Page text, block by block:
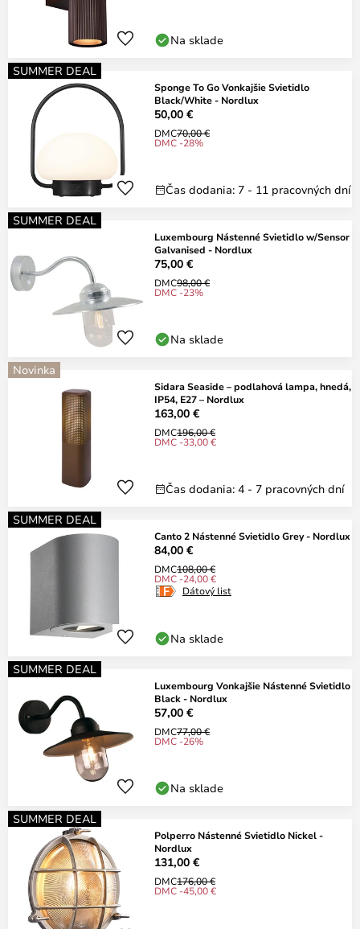
Na sklade
SUMMER DEAL
Sponge To Go Vonkajšie Svietidlo
Black/White - Nordlux
50,00 €
DMC70,00 €
DMC -28%
Čas dodania: 7 - 11 pracovných dní
SUMMER DEAL
Luxembourg Nástenné Svietidlo w/Sensor
Galvanised - Nordlux
75,00 €
DMC98,00 €
DMC -23%
Na sklade
Novinka
Sidara Seaside – podlahová lampa, hnedá,
IP54, E27 – Nordlux
163,00 €
DMC196,00 €
DMC -33,00 €
Čas dodania: 4 - 7 pracovných dní
SUMMER DEAL
Canto 2 Nástenné Svietidlo Grey - Nordlux
84,00 €
DMC108,00 €
DMC -24,00 €
Dátový list
Na sklade
SUMMER DEAL
Luxembourg Vonkajšie Nástenné Svietidlo
Black - Nordlux
57,00 €
DMC77,00 €
DMC -26%
Na sklade
SUMMER DEAL
Polperro Nástenné Svietidlo Nickel -
Nordlux
131,00 €
DMC176,00 €
DMC -45,00 €